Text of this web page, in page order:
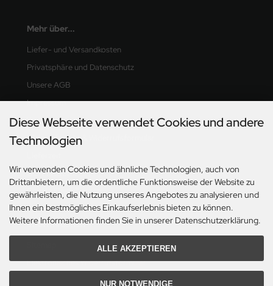
Mehr über...
Liefer- und Versandkosten
Privatsphäre und Datenschutz
Unsere AGB
Impressum
Kontakt
Widerrufsrecht & Widerrufsformular
OS-Plattform
Cookie Einstellungen
Informationen
Elektronisches Widerrufsformular
Diese Webseite verwendet Cookies und andere
Technologien
Wir verwenden Cookies und ähnliche Technologien, auch von
Drittanbietern, um die ordentliche Funktionsweise der Website zu
gewährleisten, die Nutzung unseres Angebotes zu analysieren und
Ihnen ein bestmögliches Einkaufserlebnis bieten zu können.
Weitere Informationen finden Sie in unserer Datenschutzerklärung.
ALLE AKZEPTIEREN
NUR NOTWENDIGE